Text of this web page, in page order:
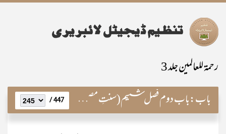
رحمۃ للعالمین جلد 3
باب:باب دوم فصل ششم(سنتِ مصطفویہ وطریقۂ محمدیہ) 447 /